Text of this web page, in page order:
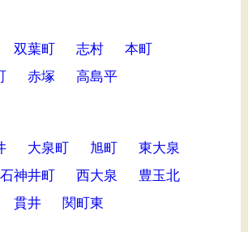
双葉町 志村
本町
赤塚 高島平
大泉町 旭町
東大泉
石神井町 西大泉
豊玉北
貫井 関町東